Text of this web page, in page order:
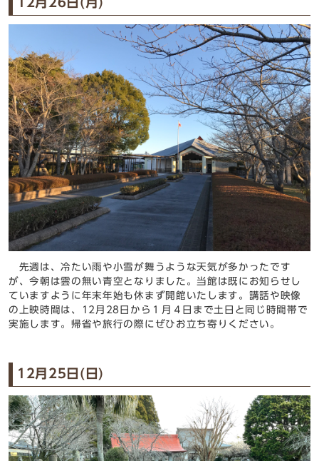
先週は、冷たい雨や小雪が舞うような天気が多かったです
が、今朝は雲の無い青空となりました。当館は既にお知らせし
ていますように年末年始も休まず開館いたします。講話や映像
の上映時間は、12月28日から１月４日まで土日と同じ時間帯で
実施します。帰省や旅行の際にぜひお立ち寄りください。
12月25日(日)